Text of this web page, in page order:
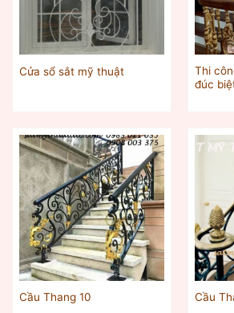
Cửa sổ sắt mỹ thuật
Thi
đúc
Cầu Thang 10 Cầu